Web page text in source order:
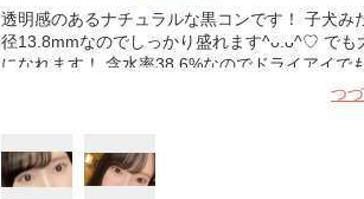
透明感のあるナチュラルな黒コンです！ 子犬
径13.8mmなのでしっかり盛れます^ᴗ.ᴗ^♡ でも
になれます！ 含水率38.6%なのでドライアイで
容器に傾斜があるので取り出しやすいのも助か
つ